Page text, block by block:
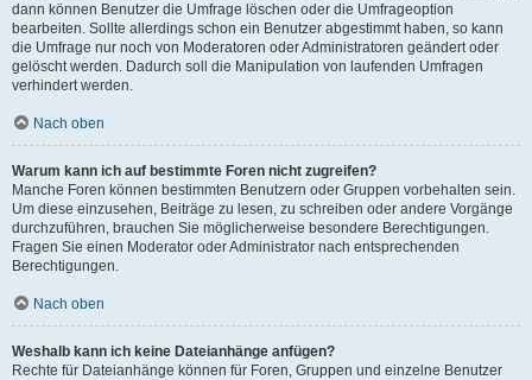
dann können Benutzer die Umfrage löschen oder die Umfrageoption
bearbeiten. Sollte allerdings schon ein Benutzer abgestimmt haben, so kann
die Umfrage nur noch von Moderatoren oder Administratoren geändert oder
gelöscht werden. Dadurch soll die Manipulation von laufenden Umfragen
verhindert werden.
Nach oben
Warum kann ich auf bestimmte Foren nicht zugreifen?
Manche Foren können bestimmten Benutzern oder Gruppen vorbehalten sein.
Um diese einzusehen, Beiträge zu lesen, zu schreiben oder andere Vorgänge
durchzuführen, brauchen Sie möglicherweise besondere Berechtigungen.
Fragen Sie einen Moderator oder Administrator nach entsprechenden
Berechtigungen.
Nach oben
Weshalb kann ich keine Dateianhänge anfügen?
Rechte für Dateianhänge können für Foren, Gruppen und einzelne Benutzer